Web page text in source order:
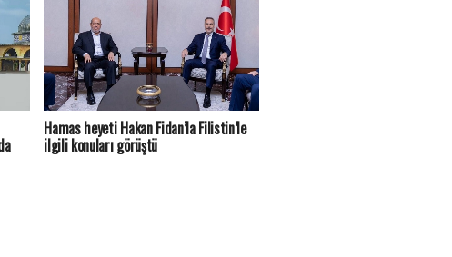
Hamas heyeti Hakan Fidan’la Filistin’le
ilgili konuları görüştü